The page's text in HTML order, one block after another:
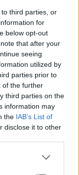
third parties, or
for
below opt-out
that after your
seeing
utilized by
parties prior to
of the further
third parties on the
information may
the IAB’s List of
disclose it to other